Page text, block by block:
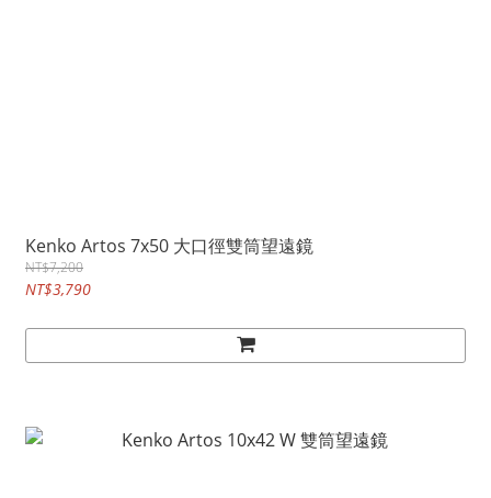
Kenko Artos 7x50 大口徑雙筒望遠鏡
NT$7,200
NT$3,790